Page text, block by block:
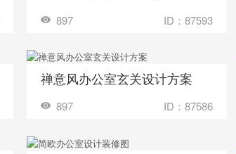
897 ID：87593
收藏 装修成这样要花多少钱？
禅意风办公室玄关设计方案
897 ID：87586